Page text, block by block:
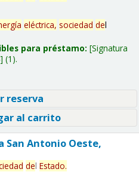
eléctrica, sociedad del
para préstamo: Signatura
(1).
reserva
al carrito
Antonio Oeste,
del Estado.